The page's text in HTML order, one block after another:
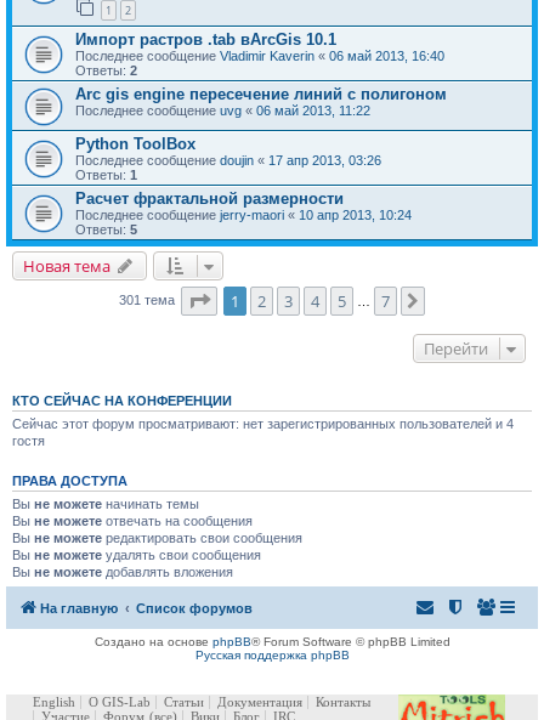
1 2
Импорт растров .tab вArcGis 10.1
Последнее сообщение Vladimir Kaverin « 06 май 2013, 16:40
Ответы: 2
Arc gis engine пересечение линий с полигоном
Последнее сообщение uvg « 06 май 2013, 11:22
Python ToolBox
Последнее сообщение doujin « 17 апр 2013, 03:26
Ответы: 1
Расчет фрактальной размерности
Последнее сообщение jerry-maori « 10 апр 2013, 10:24
Ответы: 5
Новая тема
301 тема Страница1 из
1 2 3 4 5 7
Перейти
КТО СЕЙЧАС НА КОНФЕРЕНЦИИ
Сейчас этот форум просматривают: нет зарегистрированных пользователей и 4
гостя
ПРАВА ДОСТУПА
Вы не можете начинать темы
Вы не можете отвечать на сообщения
Вы не можете редактировать свои сообщения
Вы не можете удалять свои сообщения
Вы не можете добавлять вложения
На главную Список форумов
Создано на основе phpBB® Forum Software © phpBB Limited
Русская поддержка phpBB
English О GIS-Lab Статьи Документация
Контакты
Участие
Форум (все) Вики Блог IRC